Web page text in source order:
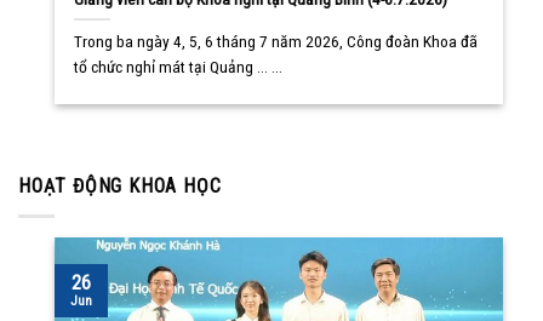
Trong ba ngày 4, 5, 6 tháng 7 năm 2026, Công đoàn Khoa đã
tổ chức nghỉ mát tại Quảng ... ...
HOẠT ĐỘNG KHOA HỌC
26
Jun